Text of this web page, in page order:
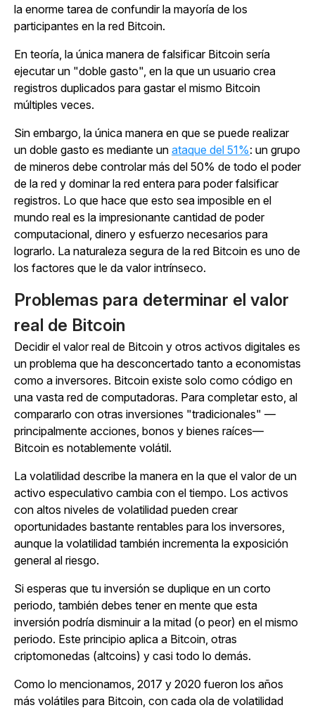
la enorme tarea de confundir la mayoría de los
participantes en la red Bitcoin.
En teoría, la única manera de falsificar Bitcoin sería
ejecutar un "doble gasto", en la que un usuario crea
registros duplicados para gastar el mismo Bitcoin
múltiples veces.
Sin embargo, la única manera en que se puede realizar
un doble gasto es mediante un ataque del 51%: un grupo
de mineros debe controlar más del 50% de todo el poder
de la red y dominar la red entera para poder falsificar
registros. Lo que hace que esto sea imposible en el
mundo real es la impresionante cantidad de poder
computacional, dinero y esfuerzo necesarios para
lograrlo. La naturaleza segura de la red Bitcoin es uno de
los factores que le da valor intrínseco.
Problemas para determinar el valor
real de Bitcoin
Decidir el valor real de Bitcoin y otros activos digitales es
un problema que ha desconcertado tanto a economistas
como a inversores. Bitcoin existe solo como código en
una vasta red de computadoras. Para completar esto, al
compararlo con otras inversiones "tradicionales" —
principalmente acciones, bonos y bienes raíces—
Bitcoin es notablemente volátil.
La volatilidad describe la manera en la que el valor de un
activo especulativo cambia con el tiempo. Los activos
con altos niveles de volatilidad pueden crear
oportunidades bastante rentables para los inversores,
aunque la volatilidad también incrementa la exposición
general al riesgo.
Si esperas que tu inversión se duplique en un corto
periodo, también debes tener en mente que esta
inversión podría disminuir a la mitad (o peor) en el mismo
periodo. Este principio aplica a Bitcoin, otras
criptomonedas (altcoins) y casi todo lo demás.
Como lo mencionamos, 2017 y 2020 fueron los años
más volátiles para Bitcoin, con cada ola de volatilidad